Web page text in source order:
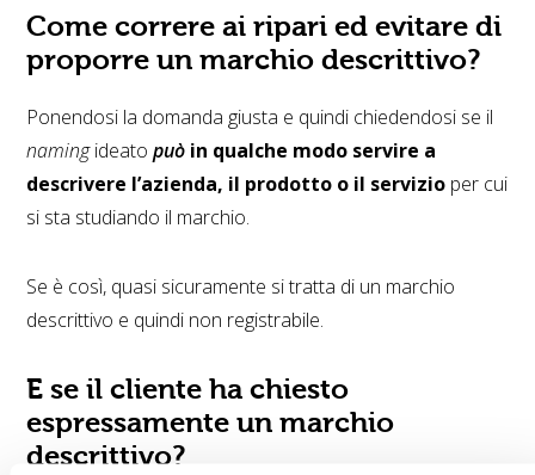
Come correre ai ripari ed evitare di
proporre un marchio descrittivo?
Ponendosi la domanda giusta e quindi chiedendosi se il
namingideatopuò in qualche modo servire a
descrivere l’azienda, il prodotto o il servizio per cui
si sta studiando il marchio.
Se è così, quasi sicuramente si tratta di un marchio
descrittivo e quindi non registrabile.
E se il cliente ha chiesto
espressamente un marchio
descrittivo?